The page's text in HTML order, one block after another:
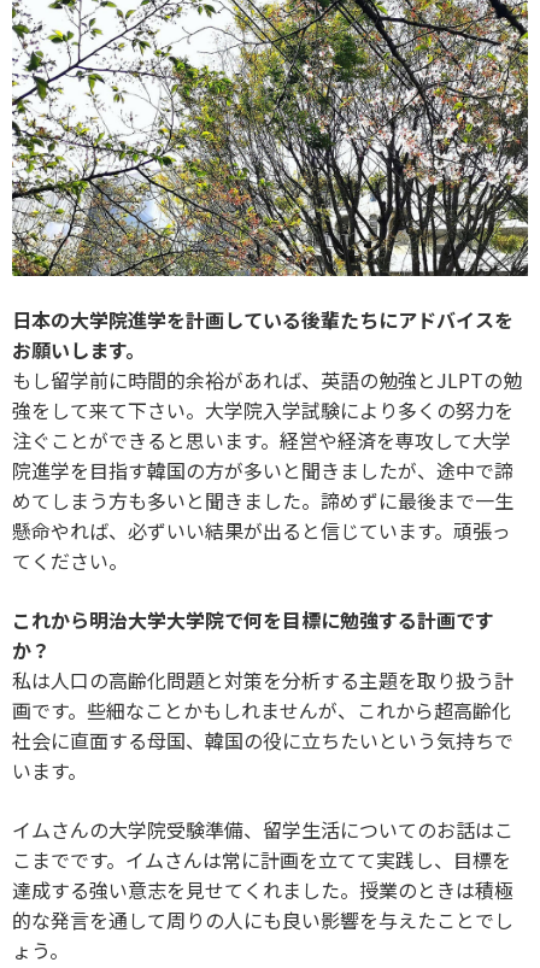
日本の大学院進学を計画している後輩たちにアドバイスを
お願いします。
もし留学前に時間的余裕があれば、英語の勉強とJLPTの勉
強をして来て下さい。大学院入学試験により多くの努力を
注ぐことができると思います。経営や経済を専攻して大学
院進学を目指す韓国の方が多いと聞きましたが、途中で諦
めてしまう方も多いと聞きました。諦めずに最後まで一生
懸命やれば、必ずいい結果が出ると信じています。頑張っ
てください。
これから明治大学大学院で何を目標に勉強する計画です
か？
私は人口の高齢化問題と対策を分析する主題を取り扱う計
画です。些細なことかもしれませんが、これから超高齢化
社会に直面する母国、韓国の役に立ちたいという気持ちで
います。
イムさんの大学院受験準備、留学生活についてのお話はこ
こまでです。イムさんは常に計画を立てて実践し、目標を
達成する強い意志を見せてくれました。授業のときは積極
的な発言を通して周りの人にも良い影響を与えたことでし
ょう。